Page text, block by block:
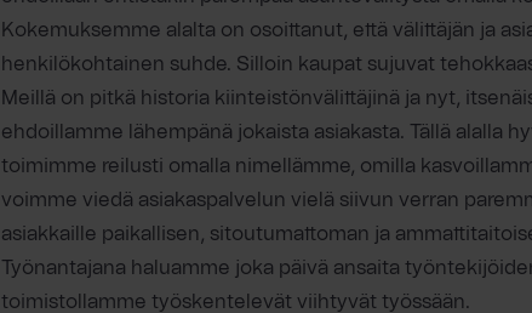
Kokemuksemme alalta on osoittanut, että välittäjän ja
henkilökohtainen suhde. Silloin kaupat sujuvat
Meillä on pitkä historia kiinteistönvälittäjinä ja nyt,
ehdoillamme lähempänä jokaista asiakasta. Tällä alalla
toimimme reilusti omalla nimellämme, omilla
voimme viedä asiakaspalvelun vielä siivun verran
asiakkaille paikallisen, sitoutumattoman ja
Työnantajana haluamme joka päivä ansaita
toimistollamme työskentelevät viihtyvät työssään.